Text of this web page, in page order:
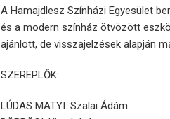
A Hamajdlesz Színházi Egyesület
és a modern színház ötvözött
ajánlott, de visszajelzések alapján
SZEREPLŐK:
LÚDAS MATYI: Szalai Ádám